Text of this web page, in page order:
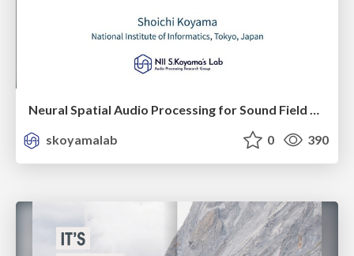
Neural Spatial Audio Processing for Sound Field Analysis and Control
skoyamalab
0 390